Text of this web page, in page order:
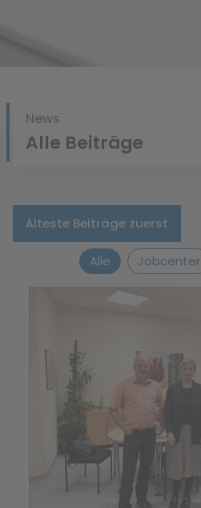
News
Alle Beiträge
Älteste Beiträge zuerst
Alle Jobcenter